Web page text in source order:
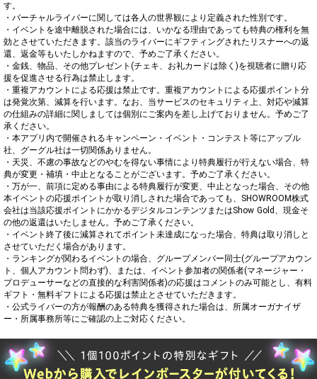
す。
・バーチャルライバーに関しては各人の世界観により定義された性別です。
・イベントを途中離脱された場合には、いかなる理由であっても特典の権利を無
効とさせていただきます。該当のライバーにギフティングされたリスナーへの返
還、返金等もいたしかねますので、予めご了承ください。
・金銭、物品、その他プレゼント(チェキ、お礼カードは除く)を視聴者に贈り応
援を促進させる行為は禁止します。
・重複アカウントによる応援は禁止です。重複アカウントによる応援ポイント分
は発覚次第、減算を行います。なお、当サービスのセキュリティ上、対応や減算
の仕組みの詳細に関しましては個別にご案内を差し上げておりません。予めご了
承ください。
・本アプリ内で開催されるキャンペーン・イベント・コンテスト等にアップル
社、グーグル社は一切関係ありません。
・天災、不慮の事故などのやむを得ない事情により特典履行が行えない場合、特
典が変更・補填・中止となることがございます。予めご了承ください。
・万が一、前項に定める事由による特典履行が変更、中止となった場合、その他
本イベントの応援ポイントが取り消しされた場合であっても、SHOWROOM株式
会社は当該応援ポイントにかかるデジタルコンテンツまたはShow Gold、現金そ
の他の返還はいたしません。予めご了承ください。
・イベント終了後に減算されてポイント未達成になった場合、特典は取り消しと
させていただく場合があります。
・ランキングが関わるイベントの場合、グループメンバー同士(グループアカウン
ト、個人アカウント問わず)、または、イベント参加者の関係者(マネージャー・
プロデューサーなどの直接的な利害関係者)の応援はコメントのみ可能とし、有料
ギフト・無料ギフトによる応援は禁止とさせていただきます。
・公式ライバーの方が報酬のある特典を獲得された場合は、所属オーガナイザ